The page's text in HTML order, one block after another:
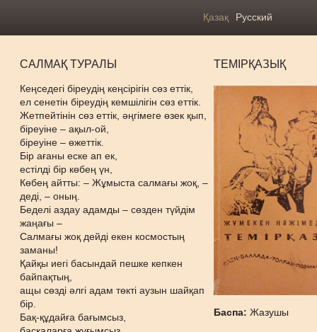
Қазақ Русский
САЛМАҚ ТУРАЛЫ
Кеңседегі біреудің кеңсірігін сөз еттік,
ел сенетін біреудің кемшілігін сөз еттік.
Жетпейтінін сөз еттік, әңгімеге өзек қып,
біреуіне – ақыл-ой,
біреуіне – өжеттік.
Бір ағаны еске ап ек,
естілді бір көбең үн,
Көбең айтты: – Жұмыста салмағы жоқ, –
деді, – оның.
Беделі аздау адамды – сөзден түйдім
жаңағы –
Салмағы жоқ дейді екен космостың
заманы!
Қайқы иегі басындай пешке кепкен
байпақтың,
ащы сөзді әлгі адам төкті аузын шайқап
бір.
Бақ-құдайға бағымсыз,
ТЕМІРҚАЗЫҚ
Баспа:Жазушы